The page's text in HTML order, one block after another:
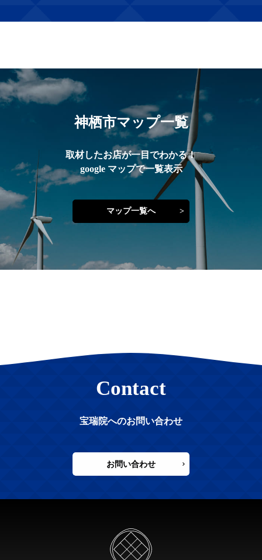
神栖市マップ一覧
取材したお店が一目でわかる！
google マップで一覧表示
マップ一覧へ
Contact
宝瑞院へのお問い合わせ
お問い合わせ